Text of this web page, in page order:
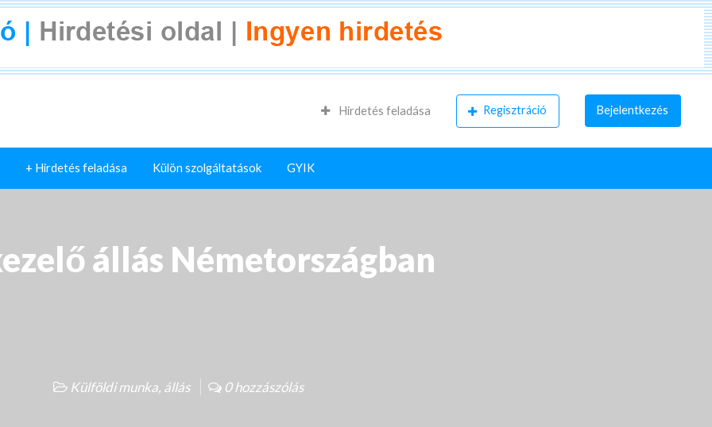
Hirdetés feladása Regisztráció Bejelentkezés
+ Hirdetés feladása Külön szolgáltatások GYIK
állás Németországban
Külföldi munka, állás 0 hozzászólás